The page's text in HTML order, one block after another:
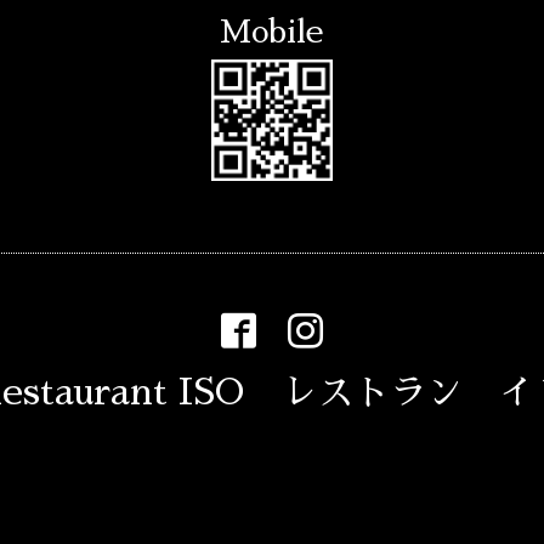
Mobile
ISO レストラン イ